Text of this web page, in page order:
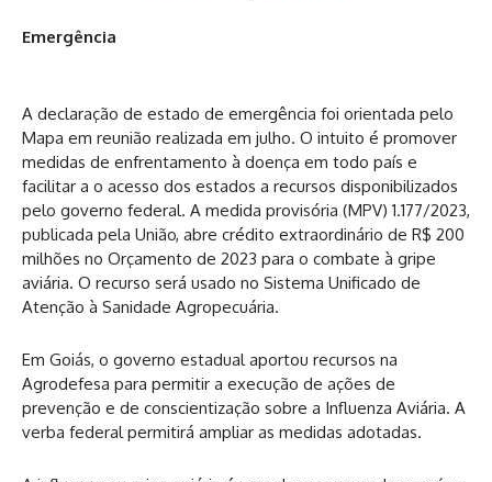
Emergência
A declaração de estado de emergência foi orientada pelo
Mapa em reunião realizada em julho. O intuito é promover
medidas de enfrentamento à doença em todo país e
facilitar a o acesso dos estados a recursos disponibilizados
pelo governo federal. A medida provisória (MPV) 1.177/2023,
publicada pela União, abre crédito extraordinário de R$ 200
milhões no Orçamento de 2023 para o combate à gripe
aviária. O recurso será usado no Sistema Unificado de
Atenção à Sanidade Agropecuária.
Em Goiás, o governo estadual aportou recursos na
Agrodefesa para permitir a execução de ações de
prevenção e de conscientização sobre a Influenza Aviária. A
verba federal permitirá ampliar as medidas adotadas.